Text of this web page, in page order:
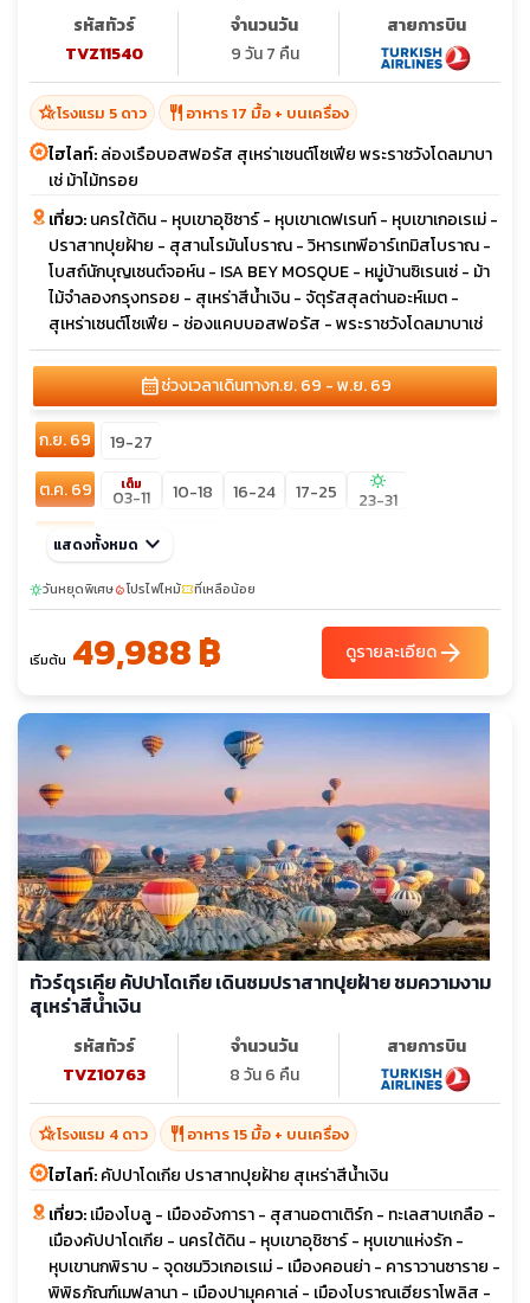
รหัสทัวร์
TVZ11540
จำนวนวัน
9 วัน 7 คืน
สายการบิน
hotel_classโรงแรม 5 ดาว restaurant อาหาร 17 มื้อ + บนเครื่อง
ไฮไลท์:ล่องเรือบอสฟอรัส สุเหร่าเซนต์โซเฟีย พระราชวังโดลมาบา
เช่ ม้าไม้ทรอย
เที่ยว:นครใต้ดิน - หุบเขาอุชิซาร์ - หุบเขาเดฟเรนท์ - หุบเขาเกอเรเม่ -
ปราสาทปุยฝ้าย - สุสานโรมันโบราณ - วิหารเทพีอาร์เทมิสโบราณ -
โบสถ์นักบุญเซนต์จอห์น - ISA BEY MOSQUE - หมู่บ้านซิเรนเซ่ - ม้า
ไม้จำลองกรุงทรอย - สุเหร่าสีน้ำเงิน - จัตุรัสสุลต่านอะห์เมต -
สุเหร่าเซนต์โซเฟีย - ช่องแคบบอสฟอรัส - พระราชวังโดลมาบาเช่
calendar_monthช่วงเวลาเดินทางก.ย. 69 - พ.ย. 69
ก.ย. 69
19-27
ต.ค. 69
เต็ม
03-11 10-18 16-24 17-25 sunny
23-31
พ.ย. 69
07-15
แสดงทั้งหมด keyboard_arrow_down
sunnyวันหยุดพิเศษlocal_fire_departmentโปรไฟไหม้confirmation_numberที่เหลือน้อย
เริ่มต้น 49,988 ฿ ดูรายละเอียดarrow_forward
ทัวร์ตุรเคีย คัปปาโดเกีย เดินชมปราสาทปุยฝ้าย ชมความงาม
สุเหร่าสีน้ำเงิน
รหัสทัวร์
TVZ10763
จำนวนวัน
8 วัน 6 คืน
สายการบิน
hotel_classโรงแรม 4 ดาว restaurant อาหาร 15 มื้อ + บนเครื่อง
ไฮไลท์:คัปปาโดเกีย ปราสาทปุยฝ้าย สุเหร่าสีน้ำเงิน
เที่ยว:เมืองโบลู - เมืองอังการา - สุสานอตาเติร์ก - ทะเลสาบเกลือ -
เมืองคัปปาโดเกีย - นครใต้ดิน - หุบเขาอุชิซาร์ - หุบเขาแห่งรัก -
หุบเขานกพิราบ - จุดชมวิวเกอเรเม่ - เมืองคอนย่า - คาราวานซาราย -
พิพิธภัณฑ์เมฟลานา - เมืองปามุคคาเล่ - เมืองโบราณเฮียราโพลิส -